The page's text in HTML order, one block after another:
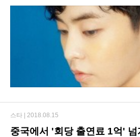
#엑소 #시우민 #소유 #몬스타엑스
중국에서 '회당 출연료 1억'
스타 | 2018.08.15